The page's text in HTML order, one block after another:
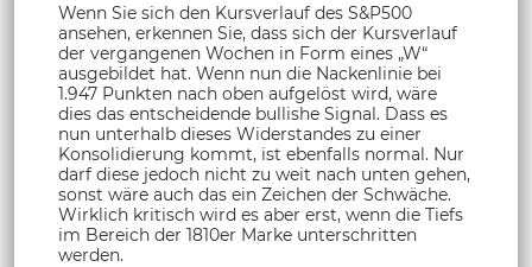
Wenn Sie sich den Kursverlauf des S&P500
ansehen, erkennen Sie, dass sich der Kursverlauf
der vergangenen Wochen in Form eines „W“
ausgebildet hat. Wenn nun die Nackenlinie bei
1.947 Punkten nach oben aufgelöst wird, wäre
dies das entscheidende bullishe Signal. Dass es
nun unterhalb dieses Widerstandes zu einer
Konsolidierung kommt, ist ebenfalls normal. Nur
darf diese jedoch nicht zu weit nach unten gehen,
sonst wäre auch das ein Zeichen der Schwäche.
Wirklich kritisch wird es aber erst, wenn die Tiefs
im Bereich der 1810er Marke unterschritten
werden.